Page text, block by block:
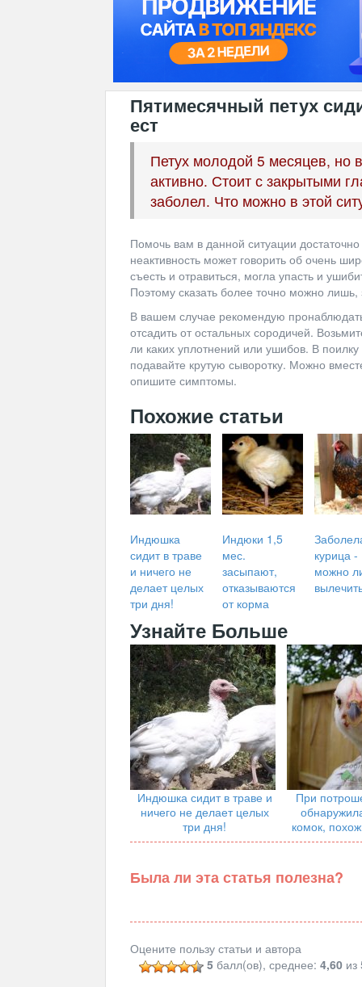
Пятимесячный петух
ест
Петух молодой 5 месяцев, но
активно. Стоит с закрытыми
заболел. Что можно в этой
Помочь вам в данной ситуации
неактивность может говорить об очень
съесть и отравиться, могла упасть и
Поэтому сказать более точно можно
В вашем случае рекомендую
отсадить от остальных сородичей.
ли каких уплотнений или ушибов. В
подавайте крутую сыворотку. Можно
опишите симптомы.
Похожие статьи
Индюшка
сидит в траве
и ничего не
делает целых
три дня!
Индюки 1,5
мес.
засыпают,
отказываются
от корма
курица -
можно
Узнайте Больше
Индюшка сидит в траве и
ничего не делает целых
три дня!
При
комок,
Была ли эта статья полезна?
Оцените пользу статьи и автора
5 балл(ов), среднее:4,60 из